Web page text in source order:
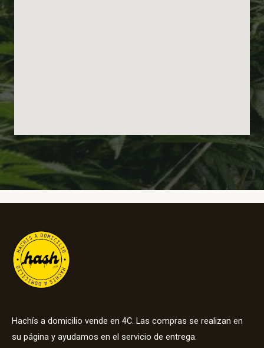
Hachís a domicilio vende en 4C. Las compras se realizan en
su página y ayudamos en el servicio de entrega.